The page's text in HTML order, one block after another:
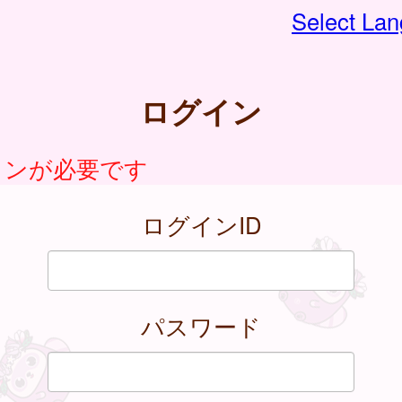
Select
ログイン
が必要です
ログインID
パスワード